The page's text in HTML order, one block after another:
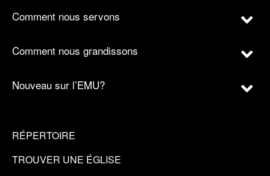
Comment nous servons
Comment nous grandissons
Nouveau sur l’EMU?
RÉPERTOIRE
TROUVER UNE ÉGLISE